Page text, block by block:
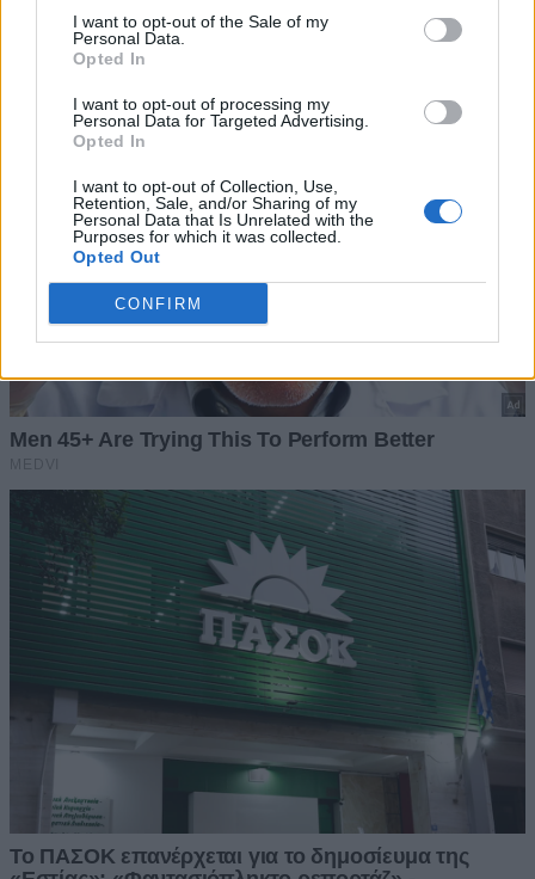
I want to opt-out of the Sale of my
Personal Data.
Opted In
I want to opt-out of processing my
Personal Data for Targeted Advertising.
Opted In
I want to opt-out of Collection, Use,
Retention, Sale, and/or Sharing of my
Personal Data that Is Unrelated with the
Purposes for which it was collected.
Opted Out
CONFIRM